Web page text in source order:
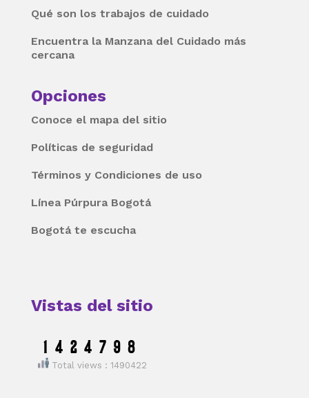
Qué son los trabajos de cuidado
Encuentra la Manzana del Cuidado más
cercana
Opciones
Conoce el mapa del sitio
Políticas de seguridad
Términos y Condiciones de uso
Línea Púrpura Bogotá
Bogotá te escucha
Vistas del sitio
Total views : 1490422